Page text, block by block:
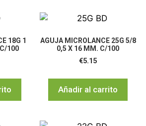
18G 1
100
AGUJA MICROLANCE 25G 5/8
0,5 X 16 MM. C/100
€5.15
Añadir al carrito